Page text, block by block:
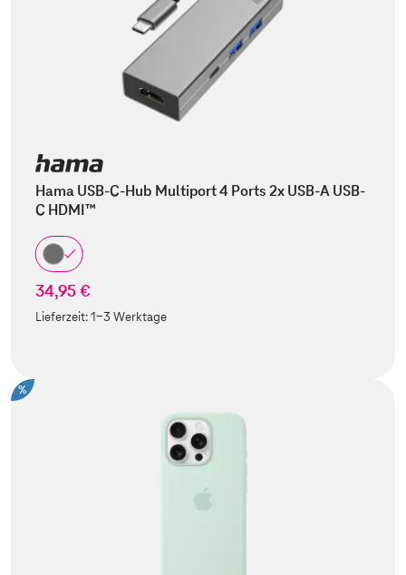
Hama USB-C-Hub Multiport 4 Ports 2x USB-A USB-
C HDMI™
34,95 €
Lieferzeit:1-3 Werktage
%